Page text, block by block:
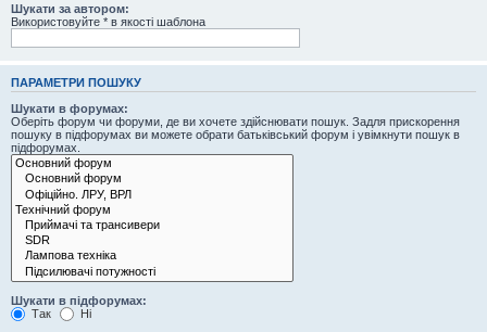
Шукати за автором:
Використовуйте * в якості шаблона
ПАРАМЕТРИ ПОШУКУ
Шукати в форумах:
Оберіть форум чи форуми, де ви хочете здійснювати пошук. Задля прискорення
пошуку в підфорумах ви можете обрати батьківський форум і увімкнути пошук в
підфорумах.
Шукати в підфорумах:
Так
Ні